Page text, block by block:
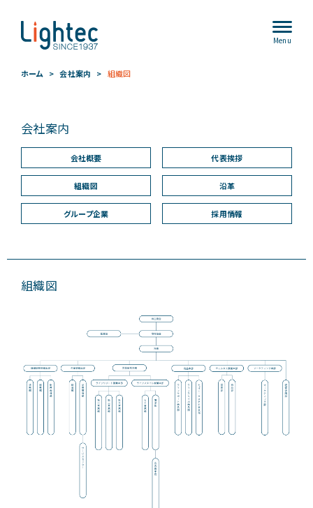
Menu
ホーム 会社案内 組織図
会社案内
会社概要 代表挨拶
組織図 沿革
グループ企業 採用情報
組織図